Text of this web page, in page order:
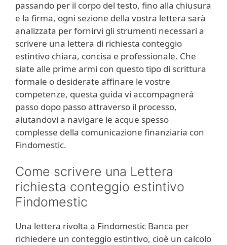
passando per il corpo del testo, fino alla chiusura
e la firma, ogni sezione della vostra lettera sarà
analizzata per fornirvi gli strumenti necessari a
scrivere una lettera di richiesta conteggio
estintivo chiara, concisa e professionale. Che
siate alle prime armi con questo tipo di scrittura
formale o desiderate affinare le vostre
competenze, questa guida vi accompagnerà
passo dopo passo attraverso il processo,
aiutandovi a navigare le acque spesso
complesse della comunicazione finanziaria con
Findomestic.
Come scrivere una Lettera
richiesta conteggio estintivo
Findomestic
Una lettera rivolta a Findomestic Banca per
richiedere un conteggio estintivo, cioè un calcolo